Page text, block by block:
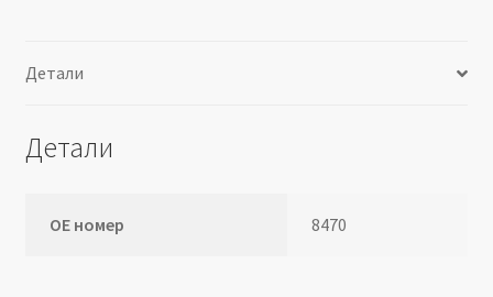
Детали
Детали
ОЕ номер 8470